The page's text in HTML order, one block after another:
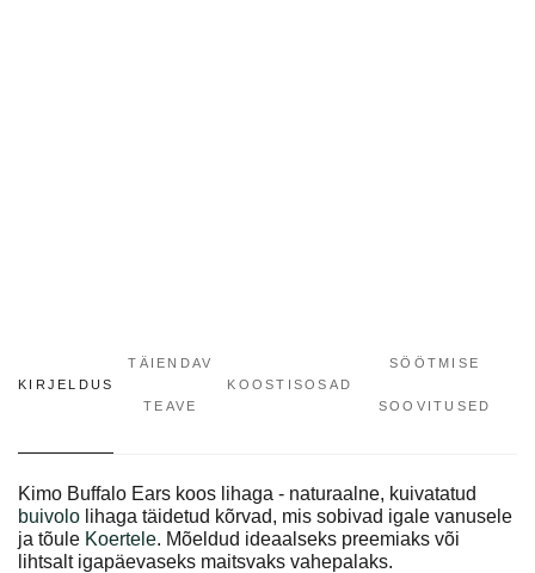
KIRJELDUS
TÄIENDAV
TEAVE
KOOSTISOSAD
SÖÖTMISE
SOOVITUSED
Kimo Buffalo Ears koos lihaga - naturaalne, kuivatatud
buivolo lihaga täidetud kõrvad, mis sobivad igale vanusele
ja tõule Koertele. Mõeldud ideaalseks preemiaks või
lihtsalt igapäevaseks maitsvaks vahepalaks.